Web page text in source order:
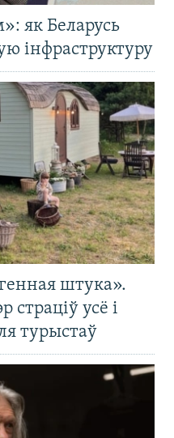
як Беларусь
інфраструктуру
штука».
страціў усё і
турыстаў